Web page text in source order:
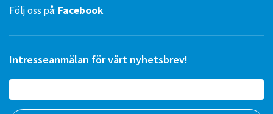
Följ oss på: Facebook
Intresseanmälan för vårt nyhetsbrev!